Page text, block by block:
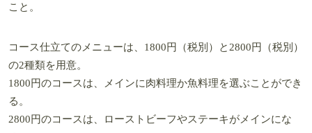
こと。
コース仕立てのメニューは、1800円（税別）と2800円（税別）
の2種類を用意。
1800円のコースは、メインに肉料理か魚料理を選ぶことができ
る。
2800円のコースは、ローストビーフやステーキがメインにな